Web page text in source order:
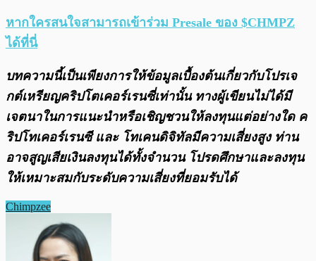
หากใครสนใจสามารถเข้าร่วม Presale ของ $CHMPZ
ได้ที่นี่
บทความนี้เป็นเพียงการให้ข้อมูลเบื้องต้นเกี่ยวกับโปรเจ
กต์เหรียญคริปโตเคอร์เรนซี่เท่านั้น ทางผู้เขียนไม่ได้มี
เจตนาในการแนะนำหรือเชิญชวนให้ลงทุนแต่อย่างใด ค
ริปโทเคอร์เรนซี และ โทเคนดิจิทัลมีความเสี่ยงสูง ท่าน
อาจสูญเสียเงินลงทุนได้ทั้งจํานวน โปรดศึกษาและลงทุน
ให้เหมาะสมกับระดับความเสี่ยงที่ยอมรับได้
Chimpzee